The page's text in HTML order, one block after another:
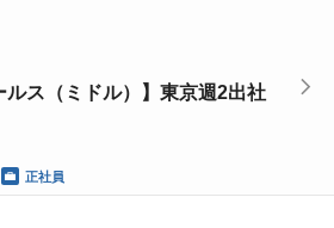
ルス（ミドル）】東京週2出社
正社員